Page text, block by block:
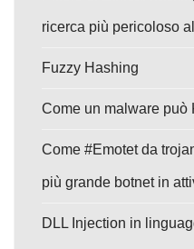
ricerca più pericoloso
Fuzzy Hashing
Come un malware può
Come #Emotet da
più grande botnet in
DLL Injection in